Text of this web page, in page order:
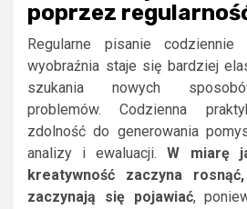
poprzez
Regularne pisanie
wyobraźnia staje się bardziej
szukania nowych
problemów. Codzienna
zdolność do generowania
analizy i ewaluacji.W miarę
kreatywność zaczyna
zaczynają się pojawiać,